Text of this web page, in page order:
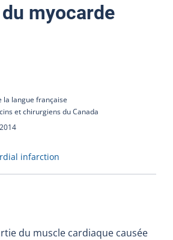
myocarde
la langue française
et chirurgiens du Canada
2014
en infarction
du muscle cardiaque causée